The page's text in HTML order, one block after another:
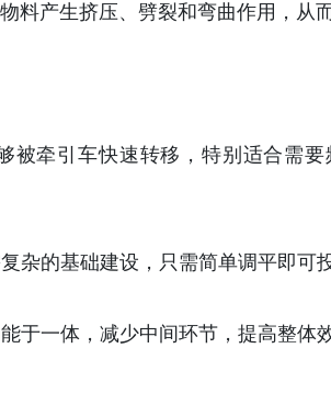
料产生挤压、劈裂和弯曲作用，从
被牵引车快速转移，特别适合需
杂的基础建设，只需简单调平即可
于一体，减少中间环节，提高整体效